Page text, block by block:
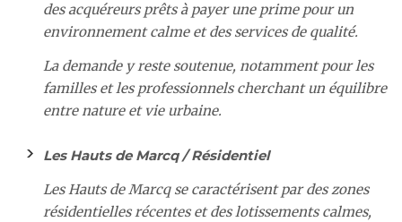
des acquéreurs prêts à payer une prime pour un
environnement calme et des services de qualité.
La demande y reste soutenue, notamment pour les
familles et les professionnels cherchant un équilibre
entre nature et vie urbaine.
Les Hauts de Marcq / Résidentiel
Les Hauts de Marcq se caractérisent par des zones
résidentielles récentes et des lotissements calmes,